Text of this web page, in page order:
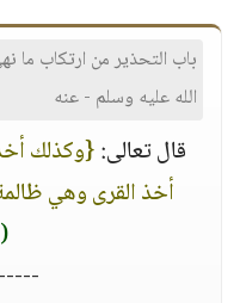
باب التحذير من ارتكاب
الله عليه وسلم - عنه
قال تعالى:{وكذلك
أخذ القرى وهي
(102)